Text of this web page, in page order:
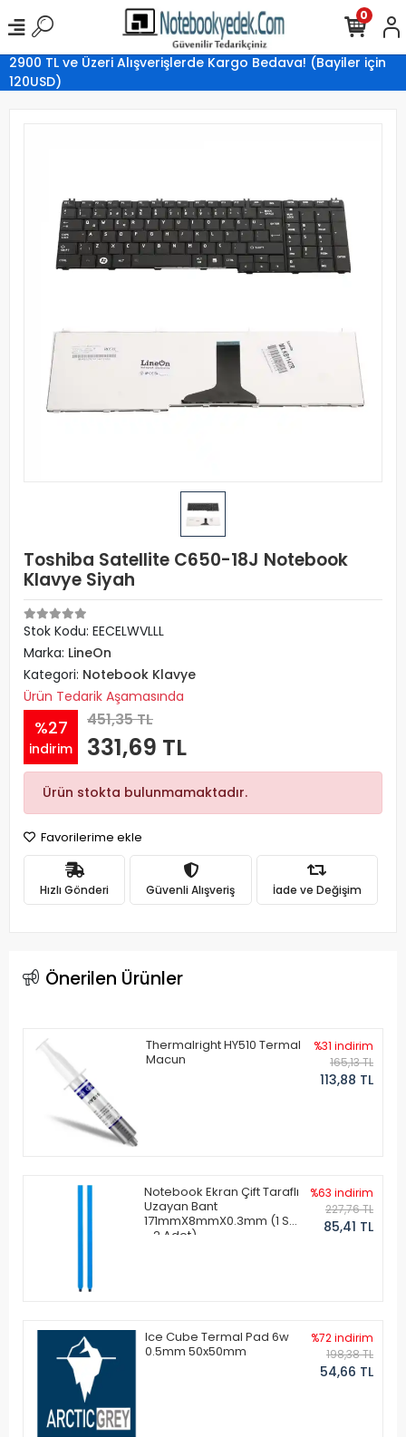
2900 TL ve Üzeri Alışverişlerde Kargo Bedava! (Bayiler için
120USD)
0
Toshiba Satellite C650-18J Notebook
Klavye Siyah
Stok Kodu: EECELWVLLL
Marka: LineOn
Kategori: Notebook Klavye
Ürün Tedarik Aşamasında
%27
indirim
451,35 TL
331,69 TL
Ürün stokta bulunmamaktadır.
Favorilerime ekle
Hızlı Gönderi Güvenli Alışveriş İade ve Değişim
Önerilen Ürünler
Thermalright HY510 Termal
Macun
%31 indirim
165,13 TL
113,88 TL
Notebook Ekran Çift Taraflı
Uzayan Bant
171mmX8mmX0.3mm (1 Set
- 2 Adet)
%63 indirim
227,76 TL
85,41 TL
Ice Cube Termal Pad 6w
0.5mm 50x50mm
%72 indirim
198,38 TL
54,66 TL